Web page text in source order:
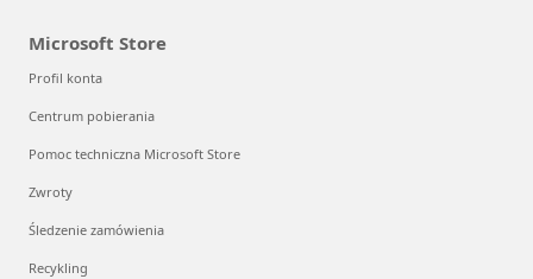
Microsoft Store
Profil konta
Centrum pobierania
Pomoc techniczna Microsoft Store
Zwroty
Śledzenie zamówienia
Recykling